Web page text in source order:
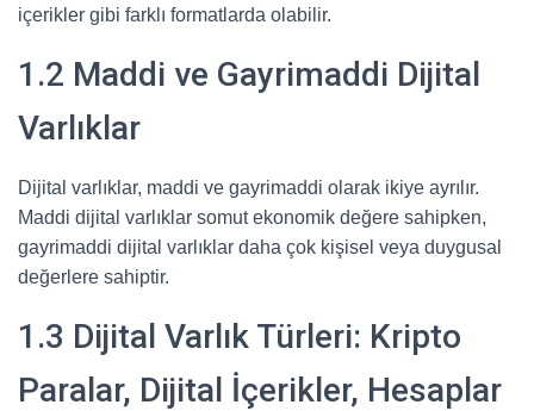
içerikler gibi farklı formatlarda olabilir.
1.2 Maddi ve Gayrimaddi Dijital
Varlıklar
Dijital varlıklar, maddi ve gayrimaddi olarak ikiye ayrılır.
Maddi dijital varlıklar somut ekonomik değere sahipken,
gayrimaddi dijital varlıklar daha çok kişisel veya duygusal
değerlere sahiptir.
1.3 Dijital Varlık Türleri: Kripto
Paralar, Dijital İçerikler, Hesaplar